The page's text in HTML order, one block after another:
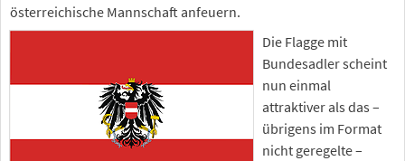
österreichische Mannschaft anfeuern.
Die Flagge mit
Bundesadler scheint
nun einmal
attraktiver als das –
übrigens im Format
nicht geregelte –